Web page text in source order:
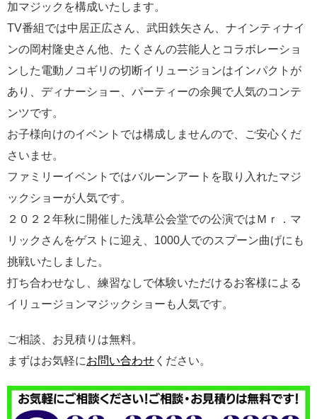
加マジックを構成いたします。
TV番組では中居正広さん、武田鉄矢さん、ナインティナイ
ンの岡村隆史さん他、たくさんの芸能人とコラボレーショ
ンした電動ノコギリの切断イリュージョンはインパクトが
あり、ディナーショー、パーティーの余興で人気のコンテ
ンツです。
お子様向けのイベントでは構成しませんので、ご安心くだ
さいませ。
ファミリーイベントではバルーンアートを取り入れたマジ
ックショーが人気です。
２０２２年秋に開催した浅草公会堂での公演ではＭｒ．マ
リックさんをゲストに迎え、1000人でのスプーン曲げにも
挑戦いたしました。
打ち合わせなし、練習なしで体験いただけるお客様による
イリュージョンマジックショーも人気です。
ご相談、お見積りは無料。
まずはお気軽にお問い合わせ ください。